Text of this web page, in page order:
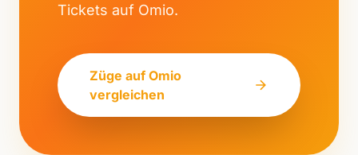
Tickets auf Omio.
Züge auf Omio
vergleichen